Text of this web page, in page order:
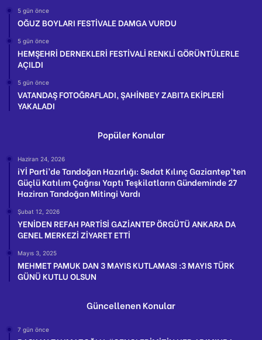
5 gün önce
OĞUZ BOYLARI FESTİVALE DAMGA VURDU
5 gün önce
HEMŞEHRİ DERNEKLERİ FESTİVALİ RENKLİ GÖRÜNTÜLERLE
AÇILDI
5 gün önce
VATANDAŞ FOTOĞRAFLADI, ŞAHİNBEY ZABITA EKİPLERİ
YAKALADI
Popüler Konular
Haziran 24, 2026
iYİ Parti’de Tandoğan Hazırlığı: Sedat Kılınç Gaziantep’ten
Güçlü Katılım Çağrısı Yaptı Teşkilatların Gündeminde 27
Haziran Tandoğan Mitingi Vardı
Şubat 12, 2026
YENİDEN REFAH PARTİSİ GAZİANTEP ÖRGÜTÜ ANKARA DA
GENEL MERKEZİ ZİYARET ETTİ
Mayıs 3, 2025
MEHMET PAMUK DAN 3 MAYIS KUTLAMASI :3 MAYIS TÜRK
GÜNÜ KUTLU OLSUN
Güncellenen Konular
7 gün önce